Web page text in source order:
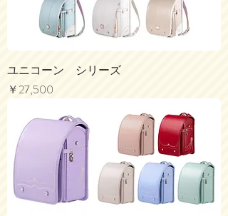
ユニコーン シリーズ
価格
￥27,500